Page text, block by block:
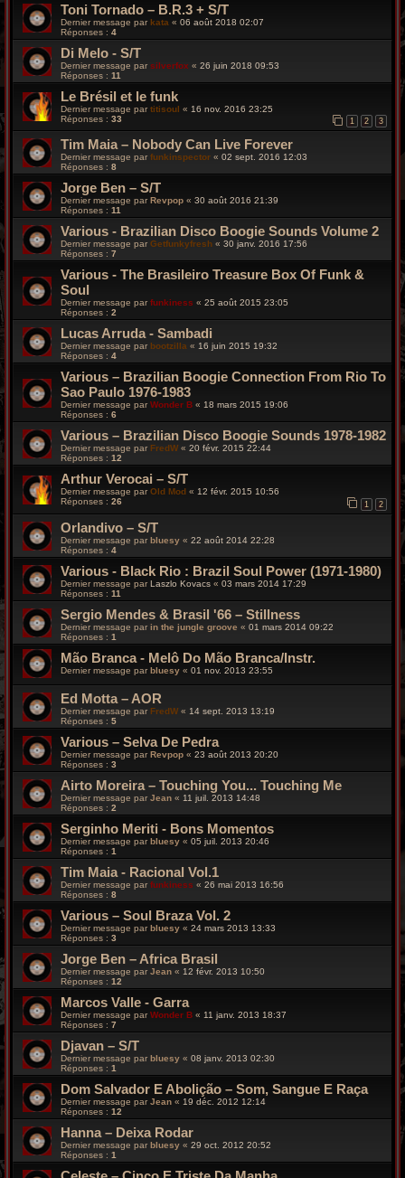
Toni Tornado – B.R.3 + S/T
Dernier message parkata « 06 août 2018 02:07
Réponses : 4
Di Melo - S/T
Dernier message par silverfox « 26 juin 2018 09:53
Réponses : 11
Le Brésil et le funk
Dernier message partitisoul « 16 nov. 2016 23:25
Réponses : 33 1 2 3
Tim Maia ‎– Nobody Can Live Forever
Dernier message par funkinspector « 02 sept. 2016 12:03
Réponses : 8
Jorge Ben – S/T
Dernier message parRevpop « 30 août 2016 21:39
Réponses : 11
Various - Brazilian Disco Boogie Sounds Volume 2
Dernier message par Getfunkyfresh « 30 janv. 2016 17:56
Réponses : 7
Various - The Brasileiro Treasure Box Of Funk &
Soul
Dernier message par funkiness « 25 août 2015 23:05
Réponses : 2
Lucas Arruda - Sambadi
Dernier message par bootzilla « 16 juin 2015 19:32
Réponses : 4
Various – Brazilian Boogie Connection From Rio To
Sao Paulo 1976-1983
Dernier message par Wonder B « 18 mars 2015 19:06
Réponses : 6
Various – Brazilian Disco Boogie Sounds 1978-1982
Dernier message par FredW « 20 févr. 2015 22:44
Réponses : 12
Arthur Verocai – S/T
Dernier message parOld Mod « 12 févr. 2015 10:56
Réponses : 26 1 2
Orlandivo – S/T
Dernier message par bluesy « 22 août 2014 22:28
Réponses : 4
Various - Black Rio : Brazil Soul Power (1971-1980)
Dernier message parLaszlo Kovacs « 03 mars 2014 17:29
Réponses : 11
Sergio Mendes & Brasil '66 – Stillness
Dernier message par in the jungle groove « 01 mars 2014 09:22
Réponses : 1
Mão Branca - Melô Do Mão Branca/Instr.
Dernier message parbluesy « 01 nov. 2013 23:55
Ed Motta – AOR
Dernier message par FredW « 14 sept. 2013 13:19
Réponses : 5
Various – Selva De Pedra
Dernier message parRevpop « 23 août 2013 20:20
Réponses : 3
Airto Moreira – Touching You... Touching Me
Dernier message par Jean « 11 juil. 2013 14:48
Réponses : 2
Serginho Meriti - Bons Momentos
Dernier message parbluesy « 05 juil. 2013 20:46
Réponses : 1
Tim Maia - Racional Vol.1
Dernier message par funkiness « 26 mai 2013 16:56
Réponses : 8
Various – Soul Braza Vol. 2
Dernier message parbluesy « 24 mars 2013 13:33
Réponses : 3
Jorge Ben – Africa Brasil
Dernier message par Jean « 12 févr. 2013 10:50
Réponses : 12
Marcos Valle - Garra
Dernier message parWonder B « 11 janv. 2013 18:37
Réponses : 7
Djavan – S/T
Dernier message par bluesy « 08 janv. 2013 02:30
Réponses : 1
Dom Salvador E Abolição – Som, Sangue E Raça
Dernier message parJean « 19 déc. 2012 12:14
Réponses : 12
Hanna – Deixa Rodar
Dernier message par bluesy « 29 oct. 2012 20:52
Réponses : 1